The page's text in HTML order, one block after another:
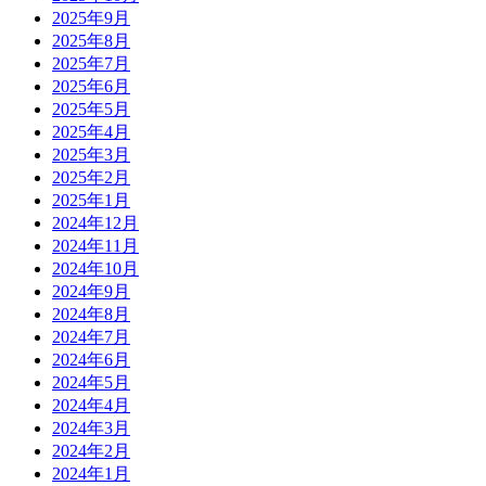
2025年9月
2025年8月
2025年7月
2025年6月
2025年5月
2025年4月
2025年3月
2025年2月
2025年1月
2024年12月
2024年11月
2024年10月
2024年9月
2024年8月
2024年7月
2024年6月
2024年5月
2024年4月
2024年3月
2024年2月
2024年1月